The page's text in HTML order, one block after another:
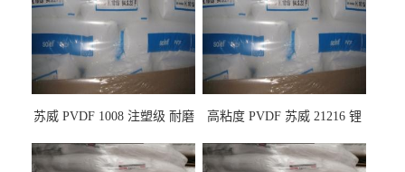
苏威 PVDF 1008 注塑级 耐磨
龙
高粘度 PVDF 苏威 21216 锂